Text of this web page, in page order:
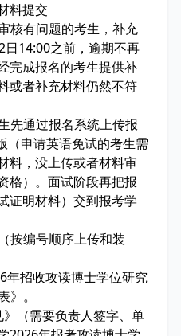
料提交
核有问题的考生，补充
14:00之前，逾期不再
完成报名的考生提供补
或者补充材料仍然不符
先通过报名系统上传报
（申请英语免试的考生需
料，没上传或者材料审
格）。面试阶段再把报
证明材料）交到报考学
按编号顺序上传和装
年招收攻读博士学位研究
》。
》（需要负责人签字、单